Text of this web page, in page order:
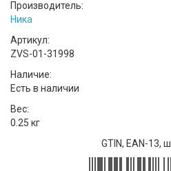
Производитель:
Ника
Артикул:
ZVS-01-31998
Наличие:
Есть в наличии
Вес:
0.25 кг
GTIN, EAN-13,